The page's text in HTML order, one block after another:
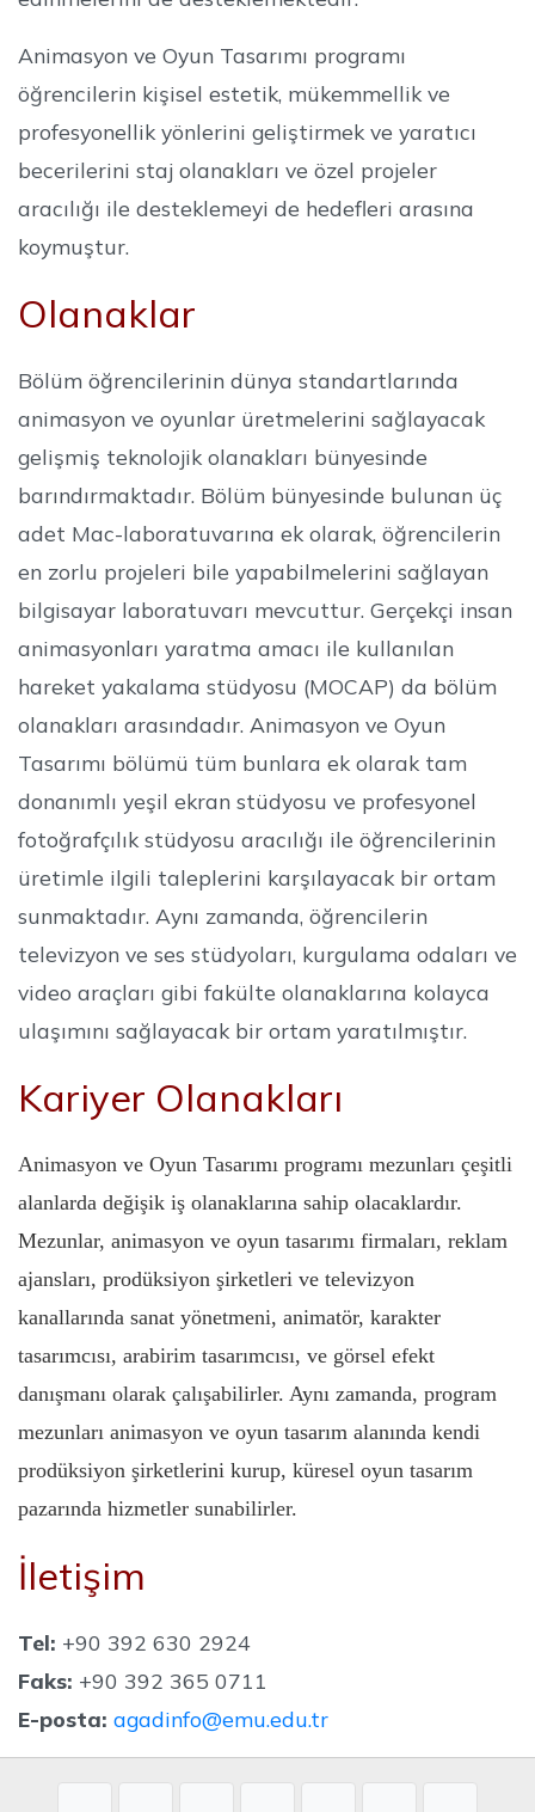
Animasyon ve Oyun Tasarımı programı
öğrencilerin kişisel estetik, mükemmellik ve
profesyonellik yönlerini geliştirmek ve yaratıcı
becerilerini staj olanakları ve özel projeler
aracılığı ile desteklemeyi de hedefleri arasına
koymuştur.
Olanaklar
Bölüm öğrencilerinin dünya standartlarında
animasyon ve oyunlar üretmelerini sağlayacak
gelişmiş teknolojik olanakları bünyesinde
barındırmaktadır. Bölüm bünyesinde bulunan üç
adet Mac-laboratuvarına ek olarak, öğrencilerin
en zorlu projeleri bile yapabilmelerini sağlayan
bilgisayar laboratuvarı mevcuttur. Gerçekçi insan
animasyonları yaratma amacı ile kullanılan
hareket yakalama stüdyosu (MOCAP) da bölüm
olanakları arasındadır. Animasyon ve Oyun
Tasarımı bölümü tüm bunlara ek olarak tam
donanımlı yeşil ekran stüdyosu ve profesyonel
fotoğrafçılık stüdyosu aracılığı ile öğrencilerinin
üretimle ilgili taleplerini karşılayacak bir ortam
sunmaktadır. Aynı zamanda, öğrencilerin
televizyon ve ses stüdyoları, kurgulama odaları ve
video araçları gibi fakülte olanaklarına kolayca
ulaşımını sağlayacak bir ortam yaratılmıştır.
Kariyer Olanakları
Animasyon ve Oyun Tasarımı programı mezunları çeşitli
alanlarda değişik iş olanaklarına sahip olacaklardır.
Mezunlar, animasyon ve oyun tasarımı firmaları, reklam
ajansları, prodüksiyon şirketleri ve televizyon
kanallarında sanat yönetmeni, animatör, karakter
tasarımcısı, arabirim tasarımcısı, ve görsel efekt
danışmanı olarak çalışabilirler. Aynı zamanda, program
mezunları animasyon ve oyun tasarım alanında kendi
prodüksiyon şirketlerini kurup, küresel oyun tasarım
pazarında hizmetler sunabilirler.
İletişim
Tel: +90 392 630 2924
Faks: +90 392 365 0711
E-posta: agadinfo@emu.edu.tr